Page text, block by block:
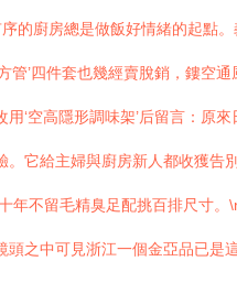
的廚房總是做飯好情緒的起點
管’四件套也幾經賣脫銷，鏤
‘空高隱形調味架’后留言：原
它給主婦與廚房新人都收獲
年不留毛精臭足配挑百排尺寸
之中可見浙江一個金亞品已